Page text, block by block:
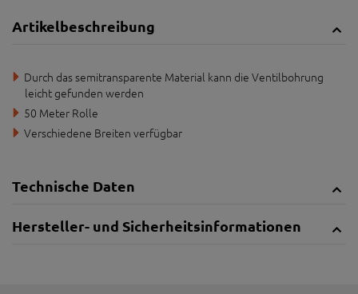
Artikelbeschreibung
Durch das semitransparente Material kann die Ventilbohrung
leicht gefunden werden
50 Meter Rolle
Verschiedene Breiten verfügbar
Technische Daten
Hersteller- und Sicherheitsinformationen